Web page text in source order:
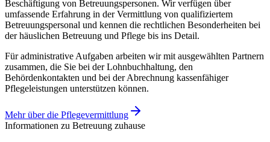
Beschäftigung von Betreuungspersonen. Wir verfügen über
umfassende Erfahrung in der Vermittlung von qualifiziertem
Betreuungspersonal und kennen die rechtlichen Besonderheiten bei
der häuslichen Betreuung und Pflege bis ins Detail.
Für administrative Aufgaben arbeiten wir mit ausgewählten Partnern
zusammen, die Sie bei der Lohnbuchhaltung, den
Behördenkontakten und bei der Abrechnung kassenfähiger
Pflegeleistungen unterstützen können.
Mehr über die Pflegevermittlung
Informationen zu Betreuung zuhause